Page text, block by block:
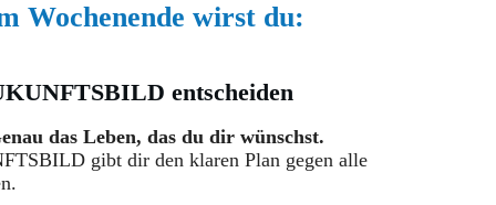
Wochenende wirst du:
entscheiden
das Leben, das du dir wünschst.
gibt dir den klaren Plan gegen alle